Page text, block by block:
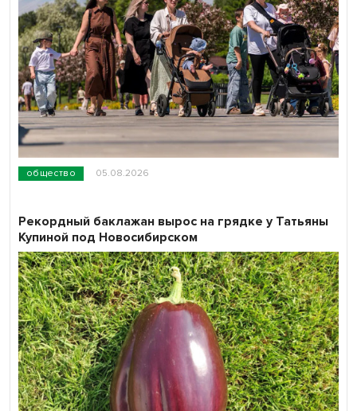
общество 05.08.2026
Рекордный баклажан вырос на грядке у Татьяны
Купиной под Новосибирском